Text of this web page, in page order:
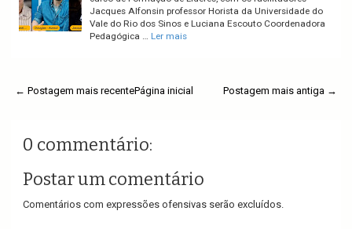
Jacques Alfonsin professor Horista da Universidade do
Vale do Rio dos Sinos e Luciana Escouto Coordenadora
Pedagógica … Ler mais
← Postagem mais recente Postagem mais antiga →
Página inicial
0 commentário:
Postar um comentário
Comentários com expressões ofensivas serão excluídos.